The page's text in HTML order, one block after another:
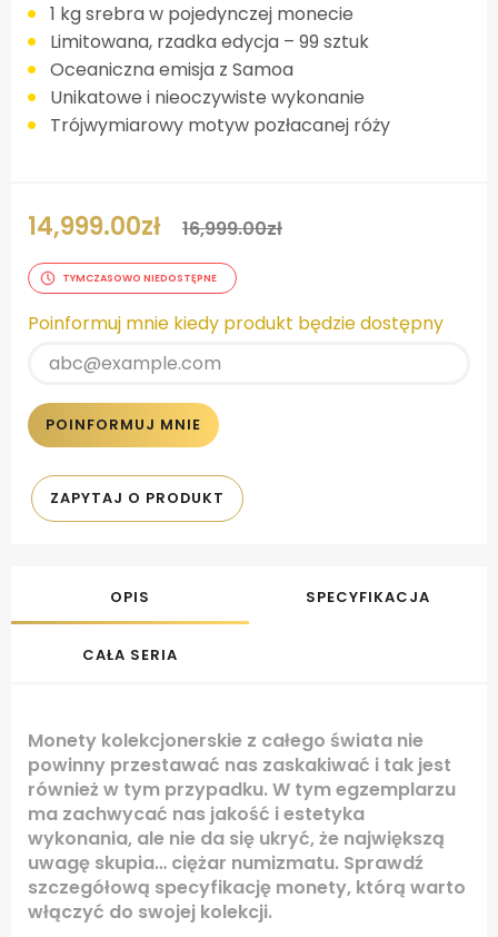
1 kg srebra w pojedynczej monecie
Limitowana, rzadka edycja – 99 sztuk
Oceaniczna emisja z Samoa
Unikatowe i nieoczywiste wykonanie
Trójwymiarowy motyw pozłacanej róży
14,999.00zł 16,999.00zł
TYMCZASOWO NIEDOSTĘPNE
Poinformuj mnie kiedy produkt będzie dostępny
POINFORMUJ MNIE
ZAPYTAJ O PRODUKT
OPIS SPECYFIKACJA
CAŁA SERIA
Monety kolekcjonerskie z całego świata nie
powinny przestawać nas zaskakiwać i tak jest
również w tym przypadku. W tym egzemplarzu
ma zachwycać nas jakość i estetyka
wykonania, ale nie da się ukryć, że największą
uwagę skupia… ciężar numizmatu. Sprawdź
szczegółową specyfikację monety, którą warto
włączyć do swojej kolekcji.